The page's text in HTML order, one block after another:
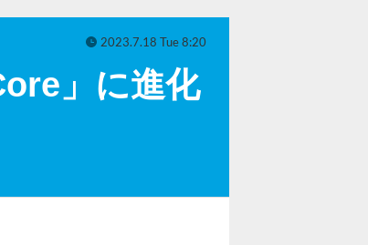
」に進化
2023.7.18 Tue 8:20